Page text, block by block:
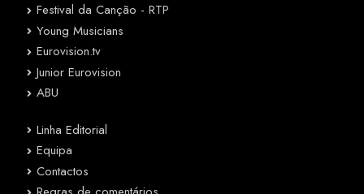
Festival da Canção - RTP
Young Musicians
Eurovision.tv
Junior Eurovision
ABU
Linha Editorial
Equipa
Contactos